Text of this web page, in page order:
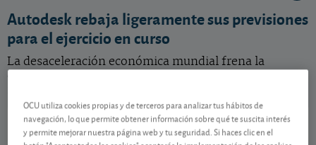
Autodesk rebaja ligeramente sus previsiones
para el ejercicio en curso
La desaceleración económica mundial frena la
Autodesk
US0527691069
240,78 USD
OCU utiliza cookies propias y de terceros para analizar tus hábitos de
navegación, lo que permite obtener información sobre qué te suscita interés
y permite mejorar nuestra página web y tu seguridad. Si haces clic en el